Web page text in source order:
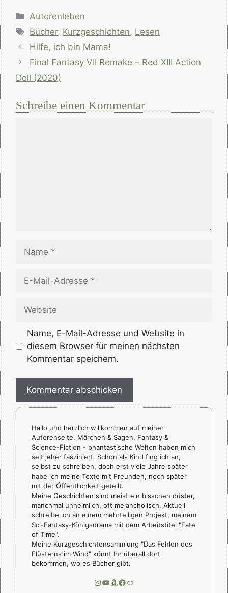
Kategorien
Autorenleben
Schlagwörter
Bücher, Kurzgeschichten, Lesen
Hilfe, ich bin Mama!
Final Fantasy VII Remake – Red XIII Action
Doll (2020)
Schreibe einen Kommentar
Mail-
Name, E-Mail-Adresse und Website in
diesem Browser für meinen nächsten
Kommentar speichern.
Hallo und herzlich willkommen auf meiner
Autorenseite. Märchen & Sagen, Fantasy &
Science-Fiction - phantastische Welten haben mich
seit jeher fasziniert. Schon als Kind fing ich an,
selbst zu schreiben, doch erst viele Jahre später
habe ich meine Texte mit Freunden, noch später
mit der Öffentlichkeit geteilt.
Meine Geschichten sind meist ein bisschen düster,
manchmal unheimlich, oft melancholisch. Aktuell
schreibe ich an einem mehrteiligen Projekt, meinem
Sci-Fantasy-Königsdrama mit dem Arbeitstitel "Fate
of Time".
Meine Kurzgeschichtensammlung "Das Fehlen des
Flüsterns im Wind" könnt Ihr überall dort
bekommen, wo es Bücher gibt.
Instagram
YouTube
Amazon
Facebook
Link